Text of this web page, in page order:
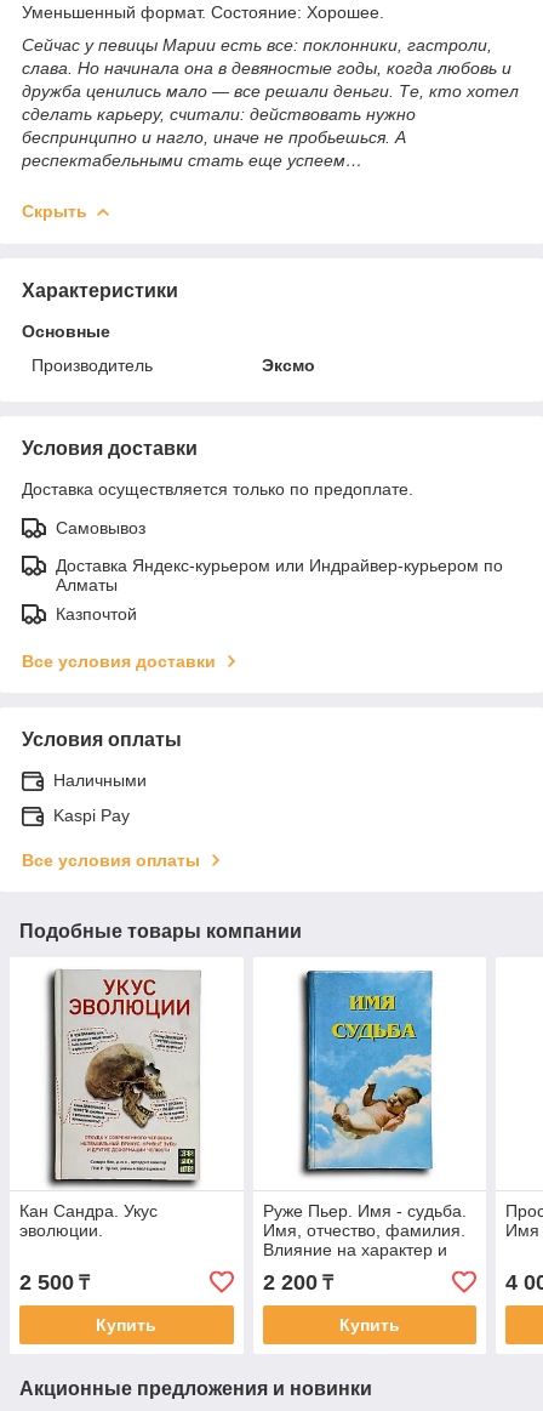
Уменьшенный формат. Состояние: Хорошее.
Сейчас у певицы Марии есть все: поклонники, гастроли,
слава. Но начинала она в девяностые годы, когда любовь и
дружба ценились мало — все решали деньги. Те, кто хотел
сделать карьеру, считали: действовать нужно
беспринципно и нагло, иначе не пробьешься. А
респектабельными стать еще успеем…
Скрыть
Характеристики
Основные
Производитель
Эксмо
Условия доставки
Доставка осуществляется только по предоплате.
Самовывоз
Доставка Яндекс-курьером или Индрайвер-курьером по
Алматы
Казпочтой
Все условия доставки
Условия оплаты
Наличными
Kaspi Pay
Все условия оплаты
Подобные товары компании
Кан Сандра. Укус
эволюции.
2 500 ₸
Купить
Руже Пьер. Имя - судьба.
Имя, отчество, фамилия.
Влияние на характер и
судьбу человека
2 200₸
Купить
Имя
4
Акционные предложения и новинки